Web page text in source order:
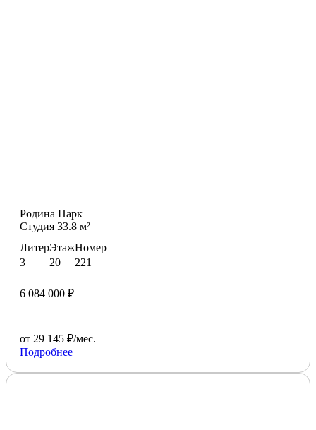
Родина Парк
Студия 33.8 м²
Литер
3
Этаж
20
Номер
221
6 084 000 ₽
от 29 145 ₽/мес.
Подробнее